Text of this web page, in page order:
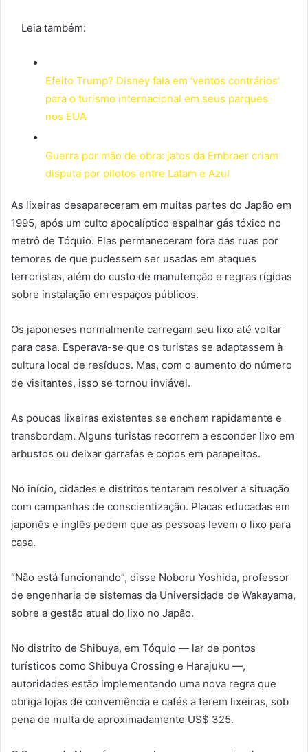
Leia também:
Efeito Trump? Disney fala em ‘ventos contrários’
para o turismo internacional em seus parques
nos EUA
Guerra por mão de obra: jatos da Embraer criam
disputa por pilotos entre Latam e Azul
As lixeiras desapareceram em muitas partes do Japão em
1995, após um culto apocalíptico espalhar gás tóxico no
metrô de Tóquio. Elas permaneceram fora das ruas por
temores de que pudessem ser usadas em ataques
terroristas, além do custo de manutenção e regras rígidas
sobre instalação em espaços públicos.
Os japoneses normalmente carregam seu lixo até voltar
para casa. Esperava-se que os turistas se adaptassem à
cultura local de resíduos. Mas, com o aumento do número
de visitantes, isso se tornou inviável.
As poucas lixeiras existentes se enchem rapidamente e
transbordam. Alguns turistas recorrem a esconder lixo em
arbustos ou deixar garrafas e copos em parapeitos.
No início, cidades e distritos tentaram resolver a situação
com campanhas de conscientização. Placas educadas em
japonês e inglês pedem que as pessoas levem o lixo para
casa.
“Não está funcionando”, disse Noboru Yoshida, professor
de engenharia de sistemas da Universidade de Wakayama,
sobre a gestão atual do lixo no Japão.
No distrito de Shibuya, em Tóquio — lar de pontos
turísticos como Shibuya Crossing e Harajuku —,
autoridades estão implementando uma nova regra que
obriga lojas de conveniência e cafés a terem lixeiras, sob
pena de multa de aproximadamente US$ 325.